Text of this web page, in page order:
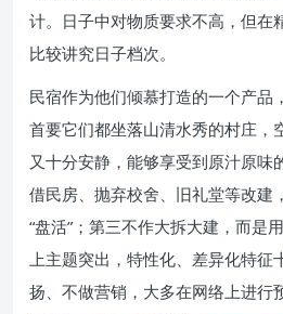
计。日子中对物质要求不高，但在
比较讲究日子档次。
民宿作为他们倾慕打造的一个产品
首要它们都坐落山清水秀的村庄，
又十分安静，能够享受到原汁原味
借民房、抛弃校舍、旧礼堂等改建
“盘活”；第三不作大拆大建，而是
上主题突出，特性化、差异化特征
扬、不做营销，大多在网络上进行